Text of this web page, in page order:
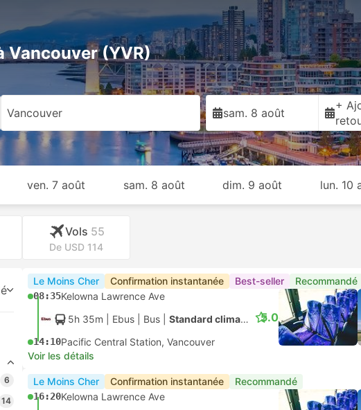
Vancouver (YVR)
Vancouver sam. 8 août
+
ven. 7 août sam. 8 août dim. 9 août lun. 10
Vols 55
De USD 114
6
14
Le Moins Cher Confirmation instantanée Best-seller Recommandé
08:35Kelowna Lawrence Ave
5h 35m | Ebus Bus Standard climatisé
14:10Pacific Central Station, Vancouver
5.0
Voir les détails
Le Moins Cher Confirmation instantanée Recommandé
16:20Kelowna Lawrence Ave